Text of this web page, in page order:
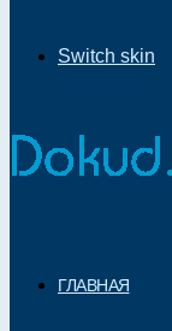
Switch skin
ГЛАВНАЯ